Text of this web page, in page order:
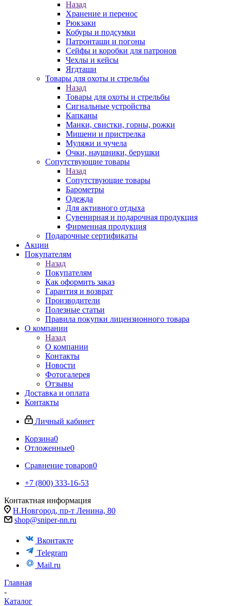
Назад
Хранение и перенос
Рюкзаки
Кобуры и подсумки
Патронташи и погоны
Сейфы и коробки для патронов
Чехлы и кейсы
Ягдташи
Товары для охоты и стрельбы
Назад
Товары для охоты и стрельбы
Сигнальные устройства
Капканы
Манки, свистки, горны, рожки
Мишени и пристрелка
Муляжи и чучела
Очки, наушники, берушки
Сопутствующие товары
Назад
Сопутствующие товары
Барометры
Одежда
Для активного отдыха
Сувенирная и подарочная продукция
Фирменная продукция
Подарочные сертификаты
Акции
Покупателям
Назад
Покупателям
Как оформить заказ
Гарантия и возврат
Производители
Полезные статьи
Правила покупки лицензионного товара
О компании
Назад
О компании
Контакты
Новости
Фотогалерея
Отзывы
Доставка и оплата
Контакты
Личный кабинет
Корзина0
Отложенные0
Сравнение товаров0
+7 (800) 333-16-53
Контактная информация
Н.Новгород, пр-т Ленина, 80
shop@sniper-nn.ru
Вконтакте
Telegram
Mail.ru
Главная
-
Каталог